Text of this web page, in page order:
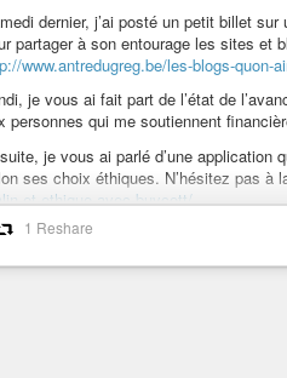
dernier, j’ai posté un petit billet
partager à son entourage les sites et
www.antredugreg.be/les-blogs-quon-
je vous ai fait part de l’état de
personnes qui me soutiennent
je vous ai parlé d’une application
ses choix éthiques. N’hésitez pas à
et-ethique-avec-buycott/
J est de retour ! Thomas J est
Thomas Jhttp://
1 Reshare